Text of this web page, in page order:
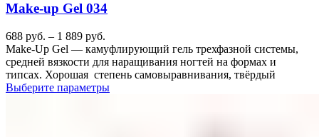
Make-up Gel 034
688 руб. – 1 889 руб.
Make-Up Gel — камуфлирующий гель трехфазной системы,
средней вязкости для наращивания ногтей на формах и
типсах. Хорошая степень самовыравнивания, твёрдый
Выберите параметры